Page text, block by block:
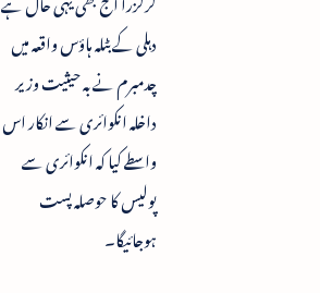
دہلی کے بٹلہ ہاؤس واقعہ میں
چدمبرم نے بہ حیثیت وزیر
داخلہ انکوائری سے انکار اس
واسطے کیا کہ انکوائری سے
پولیس کا حوصلہ پست
ہوجائیگا۔